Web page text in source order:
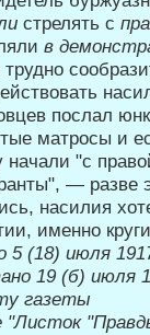
стрелять с
в
послал
матросы и
начали "с
— разве
насилия
именно
5 (18) июля
газеты
"Листок